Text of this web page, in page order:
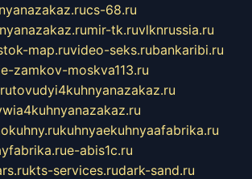
cs-68.ru
mir-tk.ruvlknrussia.ru
map.ruvideo-seks.rubankaribi.ru
zamkov-moskva113.ru
tovudyi4kuhnyanazakaz.ru
kuhnyaekuhnyaafabrika.ru
e-abis1c.ru
kts-services.rudark-sand.ru